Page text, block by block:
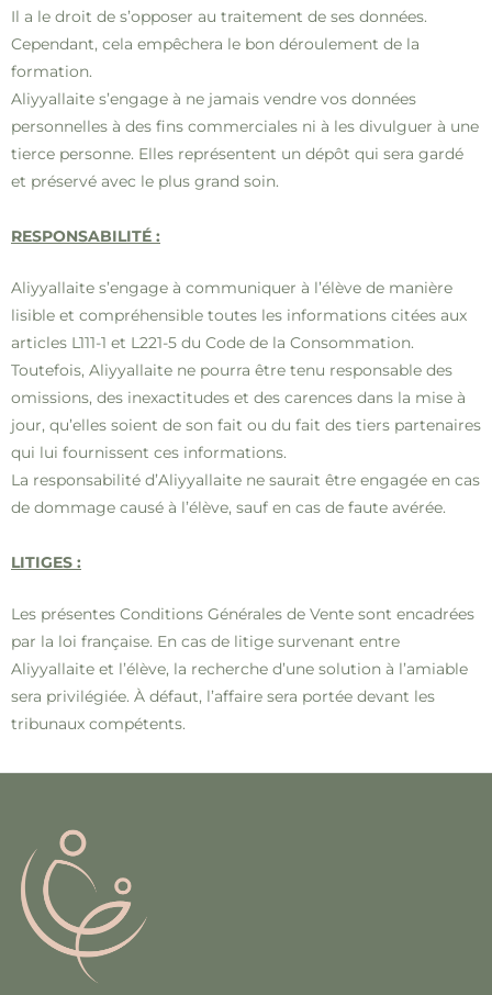
Il a le droit de s’opposer au traitement de ses données.
Cependant, cela empêchera le bon déroulement de la
formation.
Aliyyallaite s’engage à ne jamais vendre vos données
personnelles à des fins commerciales ni à les divulguer à une
tierce personne. Elles représentent un dépôt qui sera gardé
et préservé avec le plus grand soin.
RESPONSABILITÉ :
Aliyyallaite s’engage à communiquer à l’élève de manière
lisible et compréhensible toutes les informations citées aux
articles L111-1 et L221-5 du Code de la Consommation.
Toutefois, Aliyyallaite ne pourra être tenu responsable des
omissions, des inexactitudes et des carences dans la mise à
jour, qu’elles soient de son fait ou du fait des tiers partenaires
qui lui fournissent ces informations.
La responsabilité d’Aliyyallaite ne saurait être engagée en cas
de dommage causé à l’élève, sauf en cas de faute avérée.
LITIGES :
Les présentes Conditions Générales de Vente sont encadrées
par la loi française. En cas de litige survenant entre
Aliyyallaite et l’élève, la recherche d’une solution à l’amiable
sera privilégiée. À défaut, l’affaire sera portée devant les
tribunaux compétents.